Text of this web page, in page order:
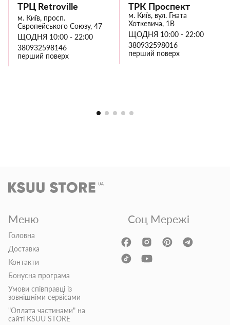
ТРЦ Retroville
м. Київ, просп.
Європейського Союзу, 47
ЩОДНЯ 10:00 - 22:00
380932598146
перший поверх
ТРК Проспект
м. Київ, вул. Гната
Хоткевича, 1В
ЩОДНЯ 10:00 - 22:00
380932598016
перший поверх
Меню
Головна
Доставка
Контакти
Бонусна програма
Умови співправці із
зовнішніми сервісами
"Оплата частинами" на
сайті KSUU STORE
Соц Мережі